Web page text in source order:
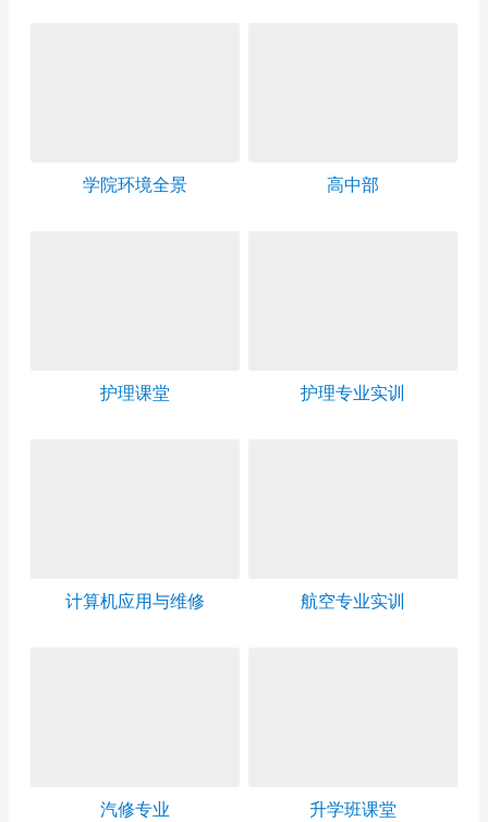
学院环境全景 高中部
护理课堂 护理专业实训
计算机应用与维修 航空专业实训
汽修专业 升学班课堂